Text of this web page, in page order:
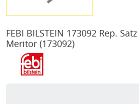
FEBI BILSTEIN 173092 Rep.
Meritor (173092)